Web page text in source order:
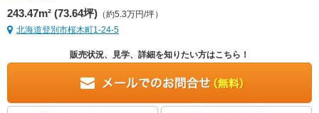
243.47m² (73.64坪) （約5.3万円/坪）
北海道登別市桜木町1-24-5
販売状況、見学、詳細を知りたい方はこちら！